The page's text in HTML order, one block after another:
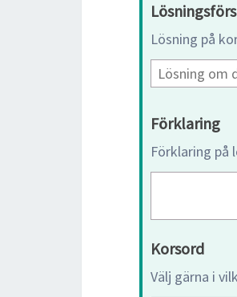
Lösning på
Förklaring
Förklaring på
Korsord
Välj gärna i